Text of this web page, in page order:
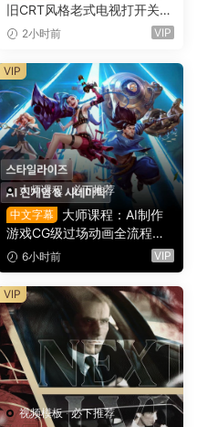
旧CRT风格老式电视打开关闭
LOGO动画展示（16151）
2小时前 VIP
大师课程 ·必下推荐
中文字幕
大师课程：AI制作
游戏CG级过场动画全流程视
频课程 中文字幕（16149）
6小时前 VIP
VIP
视频模板·必下推荐
VIP